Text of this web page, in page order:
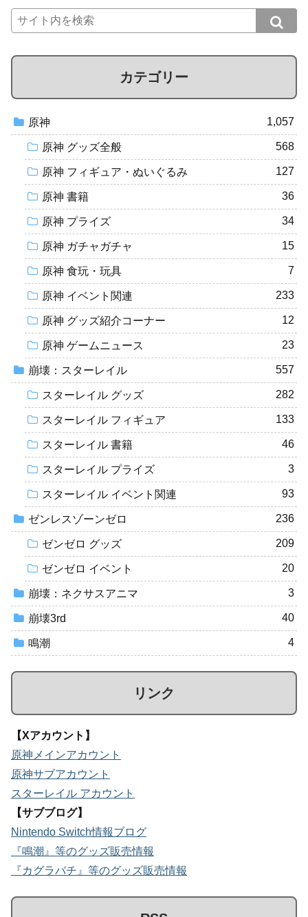
カテゴリー
原神 1,057
原神 グッズ全般 568
原神 フィギュア・ぬいぐるみ 127
原神 書籍 36
原神 プライズ 34
原神 ガチャガチャ 15
原神 食玩・玩具 7
原神 イベント関連 233
原神 グッズ紹介コーナー 12
原神 ゲームニュース 23
崩壊：スターレイル 557
スターレイル グッズ 282
スターレイル フィギュア 133
スターレイル 書籍 46
スターレイル プライズ 3
スターレイル イベント関連 93
ゼンレスゾーンゼロ 236
ゼンゼロ グッズ 209
ゼンゼロ イベント 20
崩壊：ネクサスアニマ 3
崩壊3rd 40
鳴潮 4
リンク
【Xアカウント】
原神メインアカウント
原神サブアカウント
スターレイル アカウント
【サブブログ】
Nintendo Switch情報ブログ
『鳴潮』等のグッズ販売情報
『カグラバチ』等のグッズ販売情報